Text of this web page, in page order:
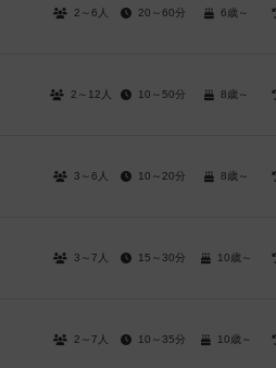
2～6人 20～60分 6歳～
2～12人 10～50分 8歳～
3～6人 10～20分 8歳～
3～7人 15～30分 10歳～
2～7人 10～35分 10歳～